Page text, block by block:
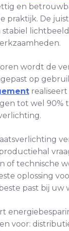
en
praktijk. De
stabiel
wordt de
op
realiseert
tot wel 90%
of technische
oplossing
past bij uw
voor: